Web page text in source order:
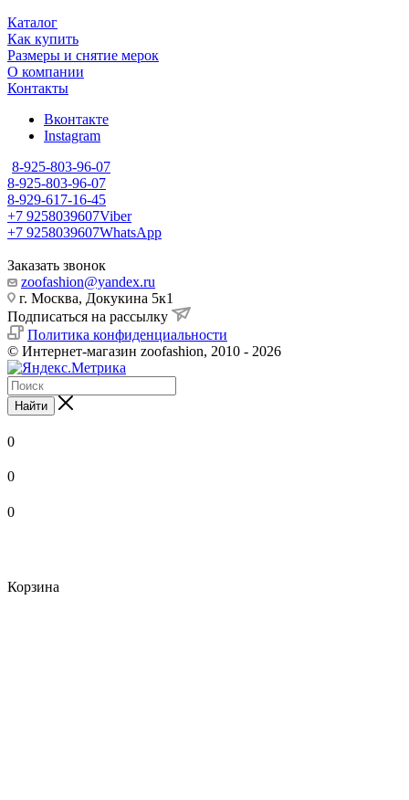
Каталог
Как купить
Размеры и снятие мерок
О компании
Контакты
Вконтакте
Instagram
8-925-803-96-07
8-925-803-96-07
8-929-617-16-45
+7 9258039607Viber
+7 9258039607WhatsApp
Заказать звонок
zoofashion@yandex.ru
г. Москва, Докукина 5к1
Подписаться на рассылку
Политика конфиденциальности
© Интернет-магазин zoofashion, 2010 - 2026
Найти
0
0
0
Корзина